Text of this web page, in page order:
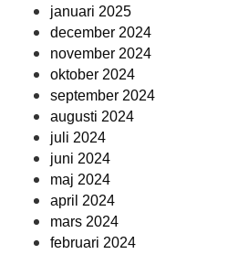
januari 2025
december 2024
november 2024
oktober 2024
september 2024
augusti 2024
juli 2024
juni 2024
maj 2024
april 2024
mars 2024
februari 2024